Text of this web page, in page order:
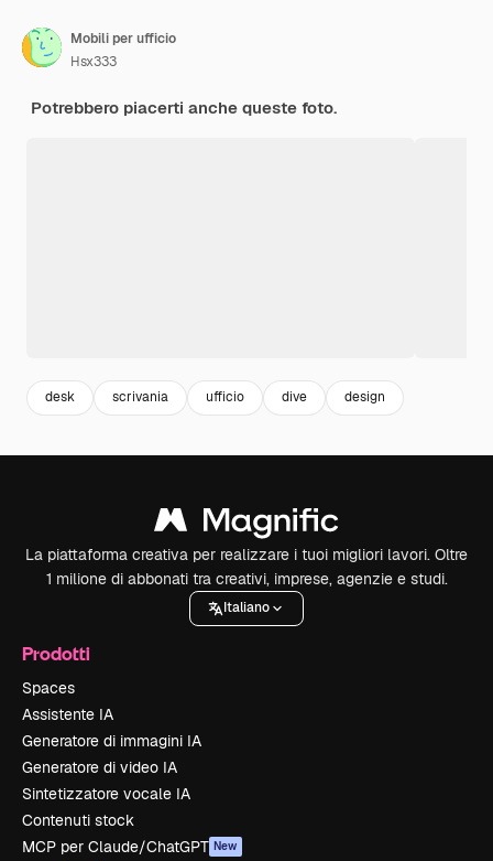
Mobili per ufficio
Hsx333
Potrebbero piacerti anche queste foto.
desk scrivania ufficio dive design
La piattaforma creativa per realizzare i tuoi migliori lavori. Oltre
1 milione di abbonati tra creativi, imprese, agenzie e studi.
Italiano
Prodotti
Spaces
Assistente IA
Generatore di immagini IA
Generatore di video IA
Sintetizzatore vocale IA
Contenuti stock
MCP per Claude/ChatGPT New